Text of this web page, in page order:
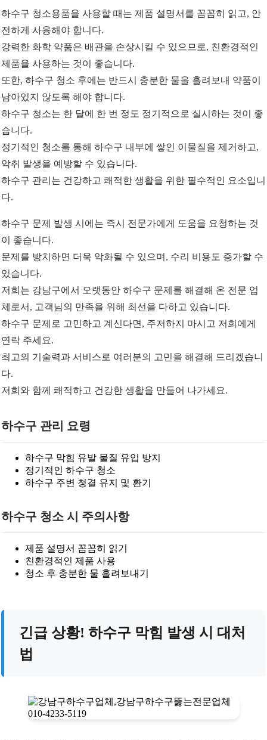
하수구 청소용품을 사용할 때는 제품 설명서를 꼼꼼히 읽고, 안
전하게 사용해야 합니다.
강력한 화학 약품은 배관을 손상시킬 수 있으므로, 친환경적인
제품을 사용하는 것이 좋습니다.
또한, 하수구 청소 후에는 반드시 충분한 물을 흘려보내 약품이
남아있지 않도록 해야 합니다.
하수구 청소는 한 달에 한 번 정도 정기적으로 실시하는 것이 좋
습니다.
정기적인 청소를 통해 하수구 내부에 쌓인 이물질을 제거하고,
악취 발생을 예방할 수 있습니다.
하수구 관리는 건강하고 쾌적한 생활을 위한 필수적인 요소입니
다.
하수구 문제 발생 시에는 즉시 전문가에게 도움을 요청하는 것
이 좋습니다.
문제를 방치하면 더욱 악화될 수 있으며, 수리 비용도 증가할 수
있습니다.
저희는 강남구에서 오랫동안 하수구 문제를 해결해 온 전문 업
체로서, 고객님의 만족을 위해 최선을 다하고 있습니다.
하수구 문제로 고민하고 계신다면, 주저하지 마시고 저희에게
연락 주세요.
최고의 기술력과 서비스로 여러분의 고민을 해결해 드리겠습니
다.
저희와 함께 쾌적하고 건강한 생활을 만들어 나가세요.
하수구 관리 요령
하수구 막힘 유발 물질 유입 방지
정기적인 하수구 청소
하수구 주변 청결 유지 및 환기
하수구 청소 시 주의사항
제품 설명서 꼼꼼히 읽기
친환경적인 제품 사용
청소 후 충분한 물 흘려보내기
긴급 상황! 하수구 막힘 발생 시 대처
법